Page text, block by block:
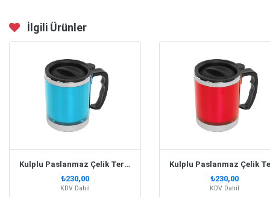
İlgili Ürünler
Kulplu Paslanmaz Çelik Termos Kupa 330 Ml – Turkuaz
₺230,00
KDV Dahil
₺230,00
KDV Dahil